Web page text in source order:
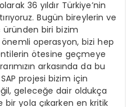
36 yıldır Türkiye’nin
Bugün bireylerin ve
üründen biri bizim
önemli operasyon, bizi hep
ötesine geçmeye
arkasında da bu
projesi bizim için
geleceğe dair oldukça
bir yola çıkarken en kritik